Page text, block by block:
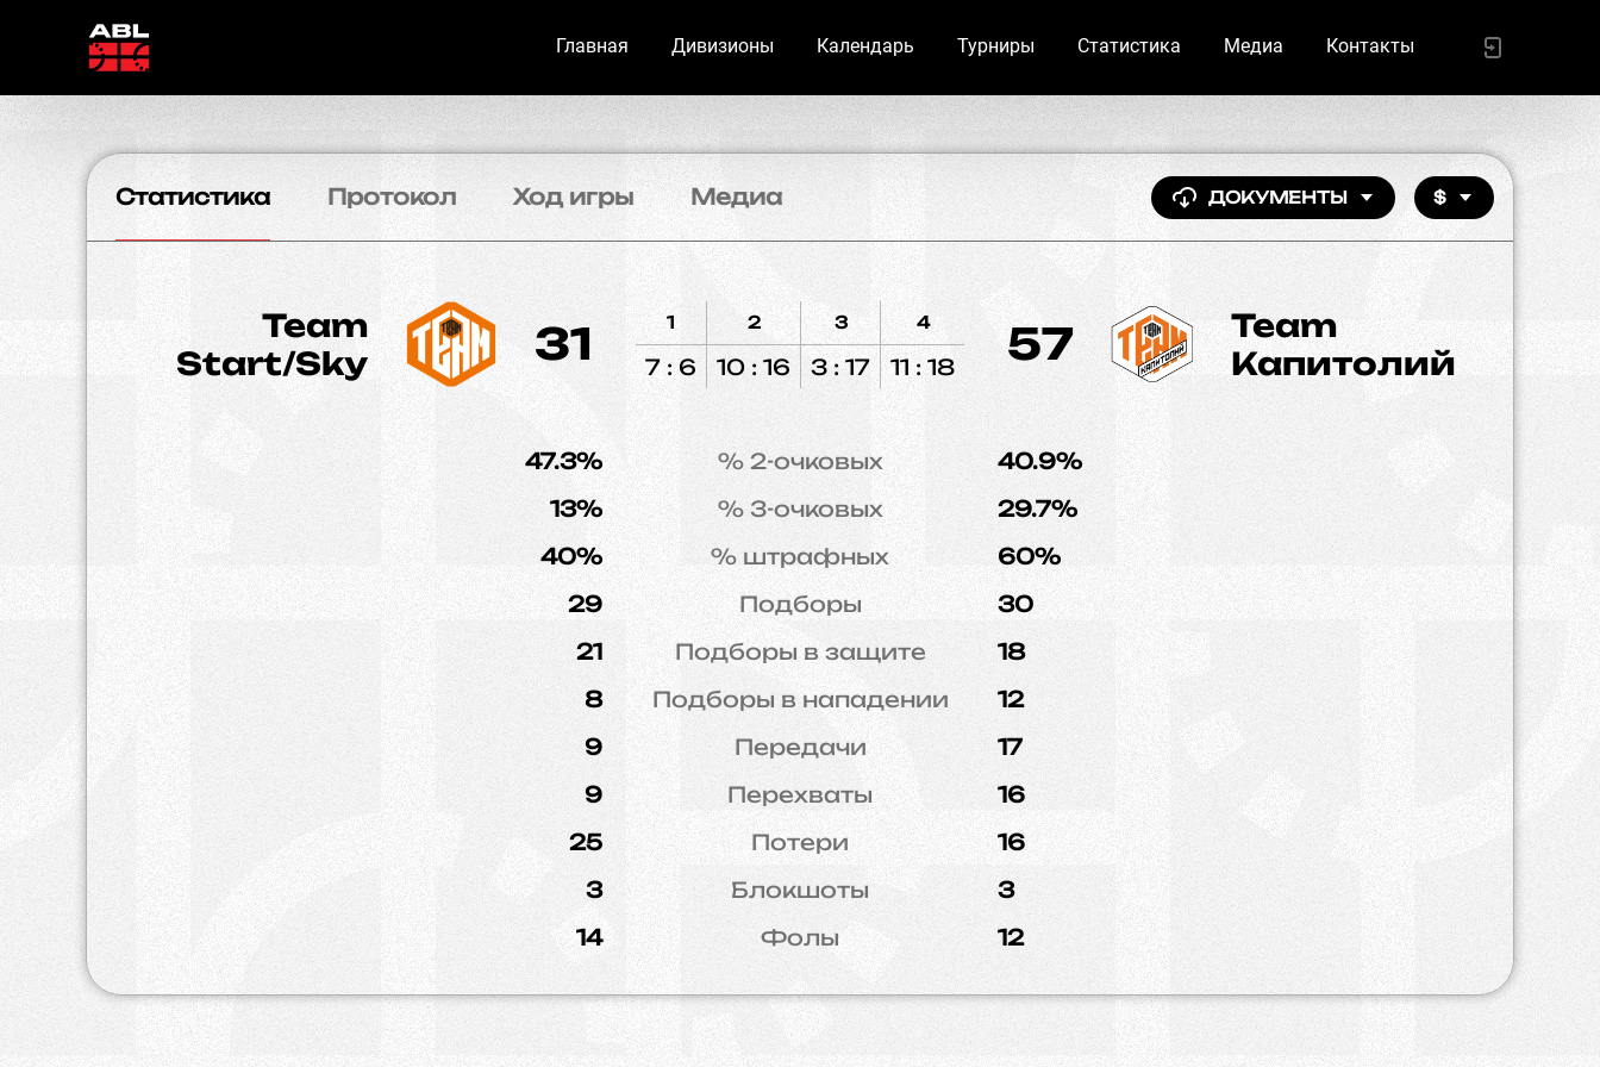
Главная Дивизионы Календарь Турниры Статистика Медиа Контакты
Статистика Протокол Ход игры Медиа ДОКУМЕНТЫ $
Team
Start/Sky
31 1
7 : 6
2
10 : 16
3
3 : 17
4
11 : 18
Team
Капитолий
57
47.3% % 2-очковых
40.9%
13%
% 3-очковых
29.7%
40%
% штрафных
60%
29
Подборы
30
21
Подборы в защите
18
8
Подборы в нападении
12
9
Передачи
17
9
Перехваты
16
25
Потери
16
3
Блокшоты
3
14
Фолы 12